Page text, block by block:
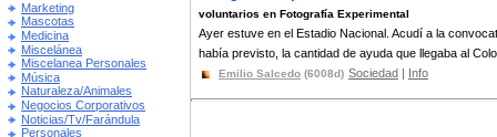
Marketing
Mascotas
Medicina
Miscelánea
Miscelanea Personales
Música
Naturaleza/Animales
Negocios Corporativos
Noticias/Tv/Farándula
Personales
voluntarios en Fotografía Experimental
Ayer estuve en el Estadio Nacional. Acudí a la
había previsto, la cantidad de ayuda que llegaba al
Emilio Salcedo (6008d) Sociedad | Info